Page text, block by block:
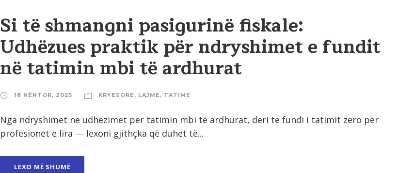
Si të shmangni pasigurinë fiskale:
Udhëzues praktik për ndryshimet e fundit
në tatimin mbi të ardhurat
18 NËNTOR, 2025 KRYESORE , LAJME , TATIME
Nga ndryshimet në udhëzimet për tatimin mbi të ardhurat, deri te fundi i tatimit zero për
profesionet e lira — lexoni gjithçka që duhet të...
LEXO MË SHUMË